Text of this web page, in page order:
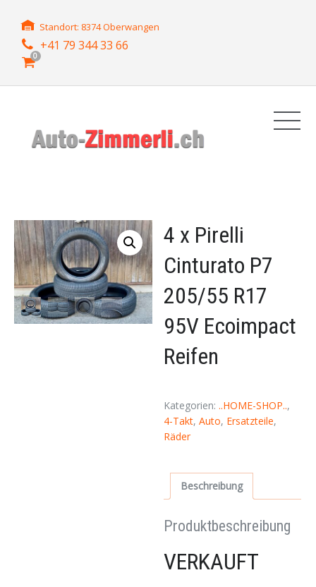
Standort: 8374 Oberwangen
+41 79 344 33 66
0
4 x Pirelli
Cinturato P7
205/55 R17
95V Ecoimpact
Reifen
Kategorien:..HOME-SHOP..,
4-Takt,Auto, Ersatzteile,
Räder
Beschreibung
Produktbeschreibung
VERKAUFT